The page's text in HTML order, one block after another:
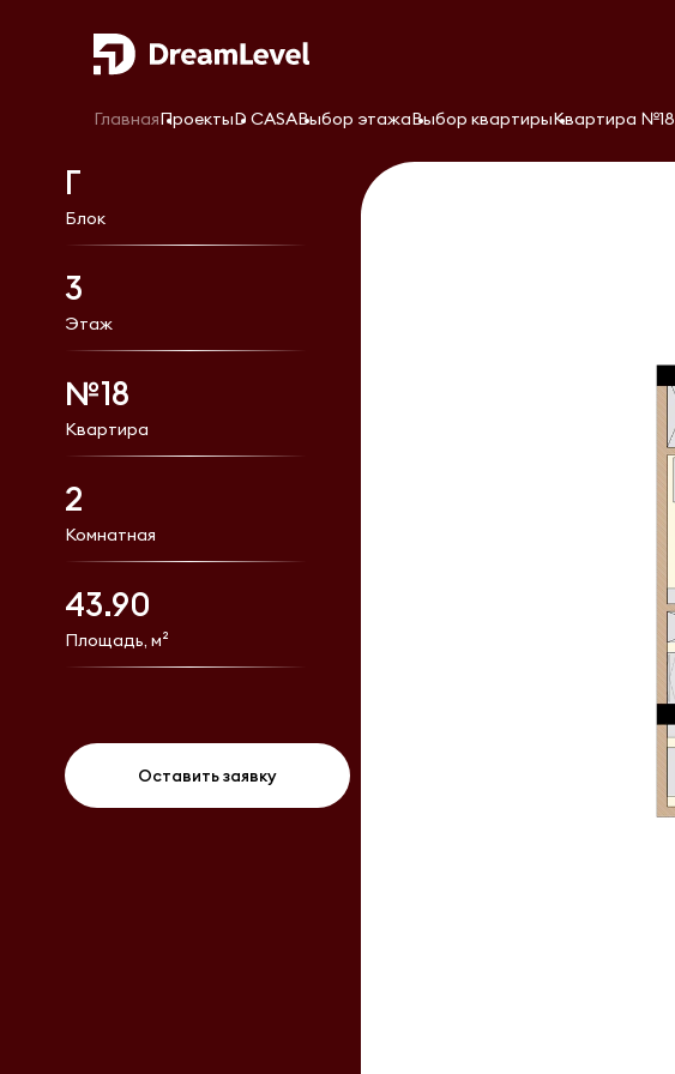
ГлавнаяПроектыD CASAВыбор этажаВыбор квартирыКвартира №18
Г
Блок
3
Этаж
№18
Квартира
2
Комнатная
43.90
Площадь, м²
Оставить заявку